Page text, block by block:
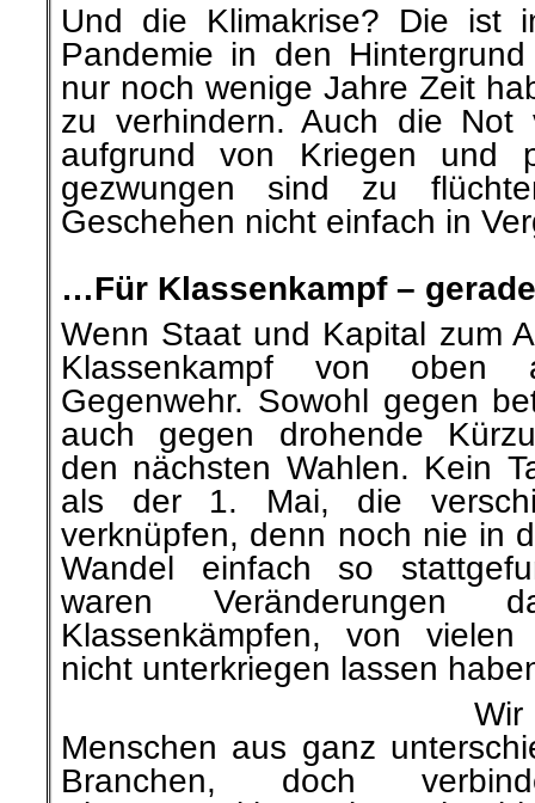
Und die Klimakrise? Die ist
Pandemie in den
nur noch wenige Jahre Zeit
zu verhindern. Auch die Not
aufgrund von Kriegen und
gezwungen sind zu
Geschehen nicht einfach in
…Für Klassenkampf –
Wenn Staat und Kapital zum
Klassenkampf von oben
Gegenwehr. Sowohl gegen
auch gegen drohende
den nächsten Wahlen. Kein
als der 1. Mai, die
verknüpfen, denn noch nie in
Wandel einfach so
waren Veränderungen
Klassenkämpfen, von
nicht unterkriegen lassen
Menschen aus ganz
Branchen, doch